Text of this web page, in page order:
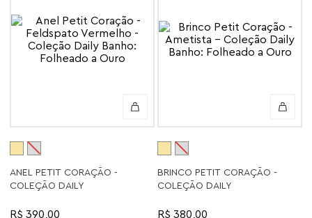
ANEL PETIT CORAÇÃO -
COLEÇÃO DAILY
R$ 390,00
BRINCO PETIT CORAÇÃO -
COLEÇÃO DAILY
R$ 380,00